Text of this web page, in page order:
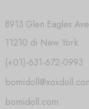
8913 Glen Eagles
11210 di New York
(+01)-631-672-0993
bomidoll.com